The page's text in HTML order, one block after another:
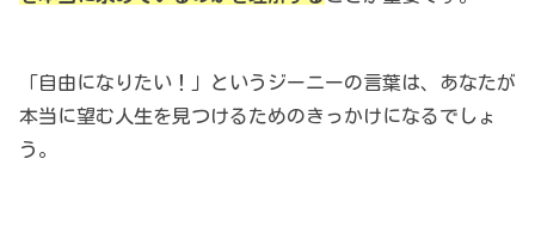
「自由になりたい！」というジーニーの言葉は、あなたが
本当に望む人生を見つけるためのきっかけになるでしょ
う。